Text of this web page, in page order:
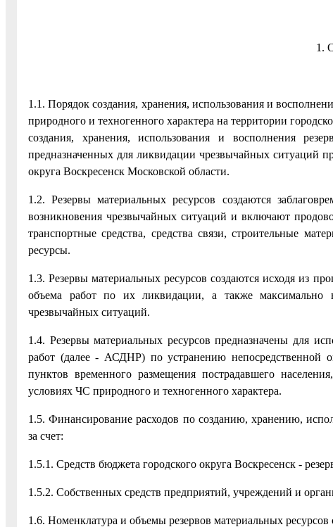
1.
1.1. Порядок создания, хранения, использования и
природного и техногенного характера на территории
создания, хранения, использования и восполнения
предназначенных для ликвидации чрезвычайных ситуаций
округа Воскресенск Московской области.
1.2. Резервы материальных ресурсов создаются
возникновения чрезвычайных ситуаций и включают
транспортные средства, средства связи, строительные
ресурсы.
1.3. Резервы материальных ресурсов создаются исходя из
объема работ по их ликвидации, а также максимально
чрезвычайных ситуаций.
1.4. Резервы материальных ресурсов предназначены для
работ (далее - АСДНР) по устранению непосредственной
пунктов временного размещения пострадавшего
условиях ЧС природного и техногенного характера.
1.5. Финансирование расходов по созданию, хранению,
за счет:
1.5.1. Средств бюджета городского округа Воскресенск -
1.5.2. Собственных средств предприятий, учреждений и
1.6. Номенклатура и объемы резервов материальных ресурсов